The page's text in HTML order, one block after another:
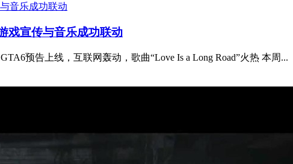
戏宣传与音乐成功联动
预告上线，互联网轰动，歌曲“Love Is a Long Road”火热 本周...